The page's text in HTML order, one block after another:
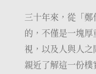
三十年來，從「
的，不僅是一塊
視，以及人與人
親近了解這一份樸